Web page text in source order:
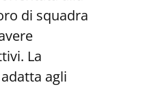
di squadra
La
agli